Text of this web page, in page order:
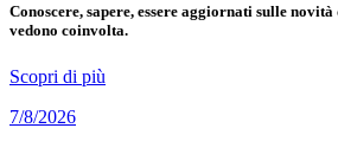
Conoscere, sapere, essere aggiornati sulle
vedono coinvolta.
Scopri di più
7/8/2026